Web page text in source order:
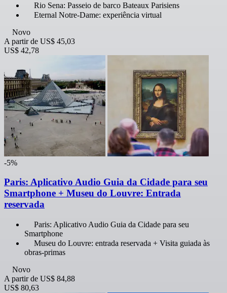
Rio Sena: Passeio de barco Bateaux Parisiens
Eternal Notre-Dame: experiência virtual
Novo
A partir de US$ 45,03
US$ 42,78
-5%
Paris: Aplicativo Audio Guia da Cidade para seu
Smartphone + Museu do Louvre: Entrada
reservada
Paris: Aplicativo Audio Guia da Cidade para seu
Smartphone
Museu do Louvre: entrada reservada + Visita guiada às
obras-primas
Novo
A partir de US$ 84,88
US$ 80,63